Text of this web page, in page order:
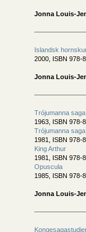
Jonna Louis-
Islandsk
2000, ISBN 978-
Jonna Louis-
Trójumanna saga
1963, ISBN 978-
Trójumanna saga
1981, ISBN 978-
King Arthur
1981, ISBN 978-
Opuscula
1985, ISBN 978-
Jonna Louis-